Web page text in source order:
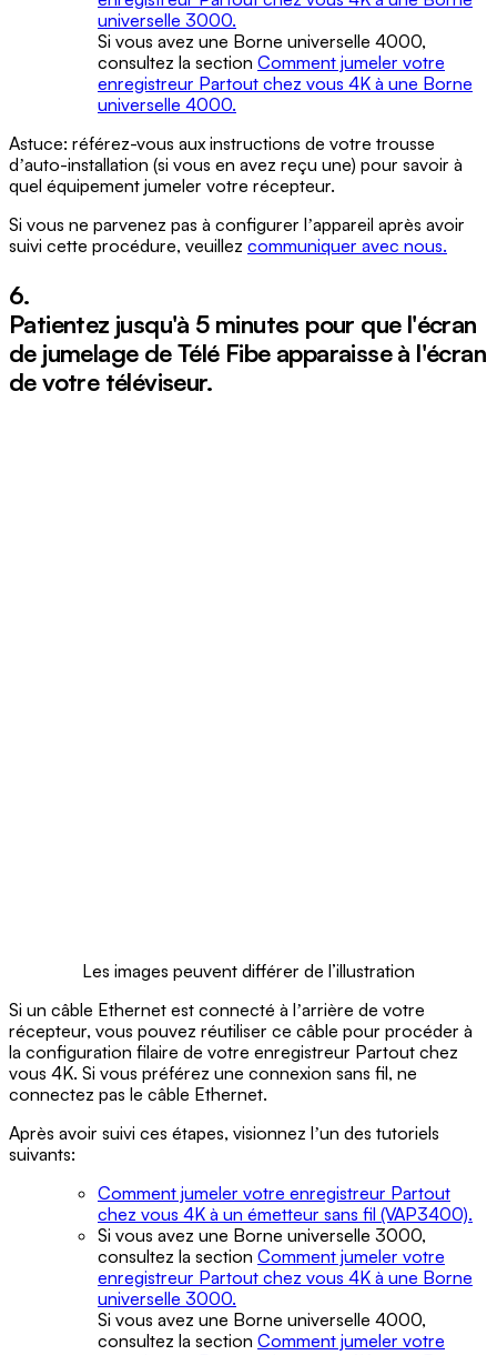
universelle 3000.
Si vous avez une Borne universelle 4000,
consultez la section Comment jumeler votre
enregistreur Partout chez vous 4K à une Borne
universelle 4000.
Astuce: référez-vous aux instructions de votre trousse
dʼauto-installation (si vous en avez reçu une) pour savoir à
quel équipement jumeler votre récepteur.
Si vous ne parvenez pas à configurer lʼappareil après avoir
suivi cette procédure, veuillez communiquer avec nous.
6.
Patientez jusqu'à 5 minutes pour que l'écran
de jumelage de Télé Fibe apparaisse à l'écran
de votre téléviseur.
Les images peuvent différer de l’illustration
Si un câble Ethernet est connecté à lʼarrière de votre
récepteur, vous pouvez réutiliser ce câble pour procéder à
la configuration filaire de votre enregistreur Partout chez
vous 4K. Si vous préférez une connexion sans fil, ne
connectez pas le câble Ethernet.
Après avoir suivi ces étapes, visionnez lʼun des tutoriels
suivants:
Comment jumeler votre enregistreur Partout
chez vous 4K à un émetteur sans fil (VAP3400).
Si vous avez une Borne universelle 3000,
consultez la section Comment jumeler votre
enregistreur Partout chez vous 4K à une Borne
universelle 3000.
Si vous avez une Borne universelle 4000,
consultez la section Comment jumeler votre